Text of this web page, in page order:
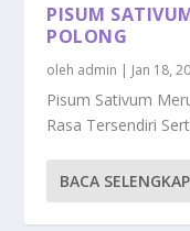
PISUM
POLONG
oleh admin | Jan 18,
Pisum Sativum
Rasa Tersendiri
BACA